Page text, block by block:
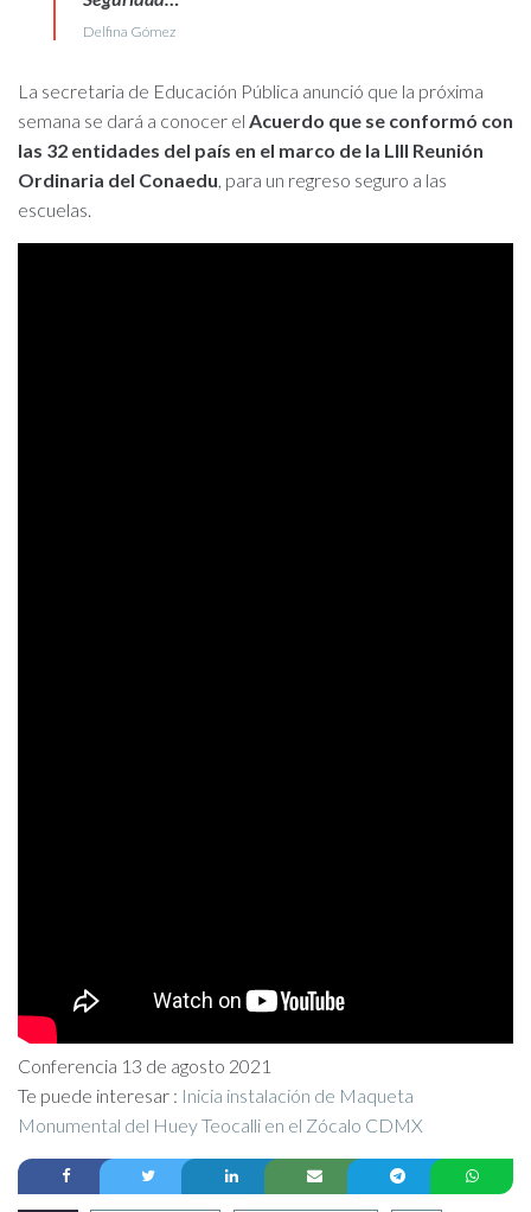
Delfina Gómez
La secretaria de Educación Pública anunció que la próxima
semana se dará a conocer el Acuerdo que se conformó con
las 32 entidades del país en el marco de la LIII Reunión
Ordinaria del Conaedu, para un regreso seguro a las
escuelas.
Conferencia 13 de agosto 2021
Te puede interesar : Inicia instalación de Maqueta
Monumental del Huey Teocalli en el Zócalo CDMX